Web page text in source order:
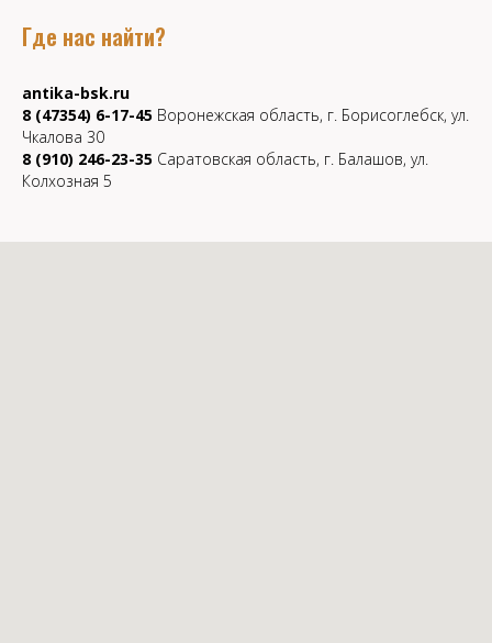
Где нас найти?
antika-bsk.ru
8 (47354) 6-17-45 Воронежская область, г. Борисоглебск, ул.
Чкалова 30
8 (910) 246-23-35 Саратовская область, г. Балашов, ул.
Колхозная 5